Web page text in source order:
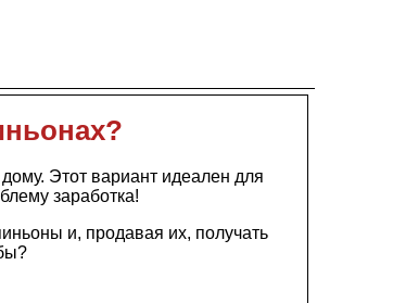
Этот вариант идеален для
заработка!
и, продавая их, получать